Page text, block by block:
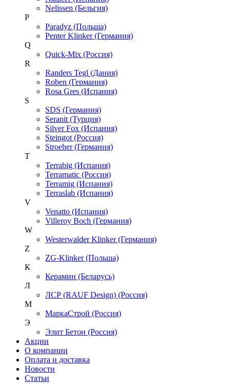
Nelissen (Бельгия)
P
Paradyz (Польша)
Penter Klinker (Германия)
Q
Quick-Mix (Россия)
R
Randers Tegl (Дания)
Roben (Германия)
Rosa Gres (Испания)
S
SDS (Германия)
Seranit (Турция)
Silver Fox (Испания)
Steingot (Россия)
Stroeher (Германия)
T
Terrabig (Испания)
Terramatic (Россия)
Terramig (Испания)
Terraslab (Испания)
V
Venatto (Испания)
Villeroy Boch (Германия)
W
Westerwalder Klinker (Германия)
Z
ZG-Klinker (Польша)
К
Керамин (Беларусь)
Л
ЛСР (RAUF Design) (Россия)
М
МаркаСтрой (Россия)
Э
Элит Бетон (Россия)
Акции
О компании
Оплата и доставка
Новости
Статьи